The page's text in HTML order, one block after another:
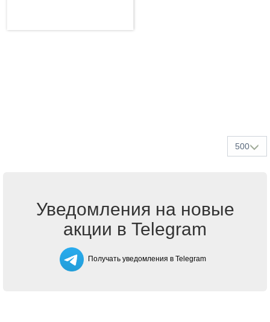
500
Уведомления на новые
акции в Telegram
Получать уведомления в Telegram